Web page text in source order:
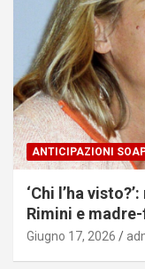
ANTICIPAZIONI
‘Chi l’ha
Rimini e
Giugno 17, 2026